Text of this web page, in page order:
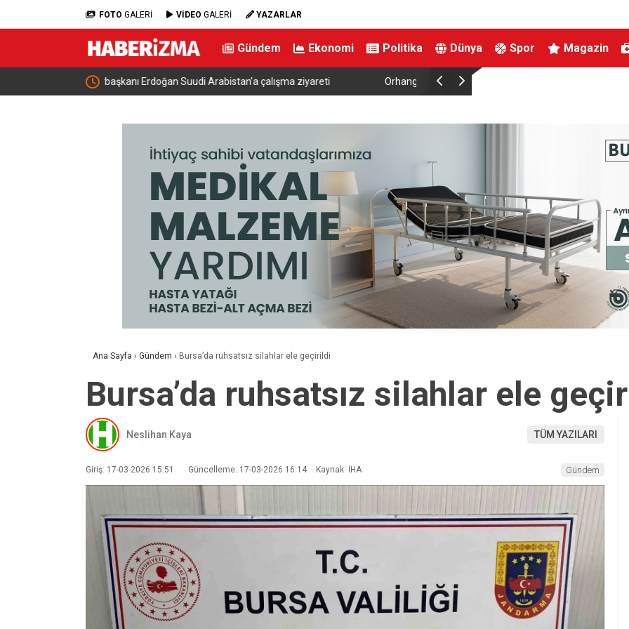
FOTO GALERİ VİDEO GALERİ YAZARLAR
Gündem Ekonomi Politika Dünya Spor Magazin
Orhangazi’deki meslek lisesinin yıkımına başlandı Neşet Ertaş Kültür ve Müzik Festivali’nde
Ana Sayfa › Gündem › Bursa’da ruhsatsız silahlar ele geçirildi
Bursa’da ruhsatsız silahlar ele
Neslihan Kaya TÜM YAZILARI
Giriş: 17-03-2026 15:51 Güncelleme: 17-03-2026 16:14 Kaynak: İHA Gündem